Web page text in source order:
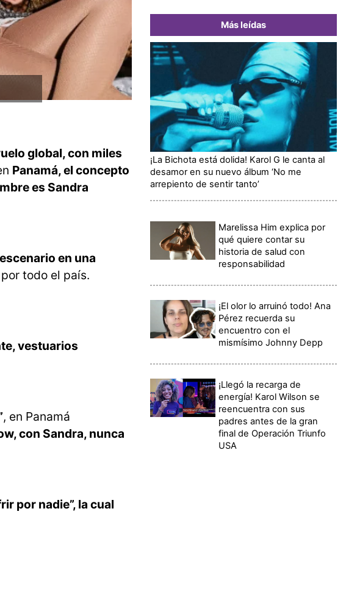
global, con miles
Panamá, el concepto
es Sandra
en una
todo el país.
vestuarios
, en Panamá
con Sandra, nunca
por nadie”, la cual
Más leídas
¡La Bichota está dolida! Karol G le canta al
desamor en su nuevo álbum ‘No me
arrepiento de sentir tanto’
Marelissa Him explica por
qué quiere contar su
historia de salud con
responsabilidad
¡El olor lo arruinó todo! Ana
Pérez recuerda su
encuentro con el
mismísimo Johnny Depp
¡Llegó la recarga de
energía! Karol Wilson se
reencuentra con sus
padres antes de la gran
final de Operación Triunfo
USA